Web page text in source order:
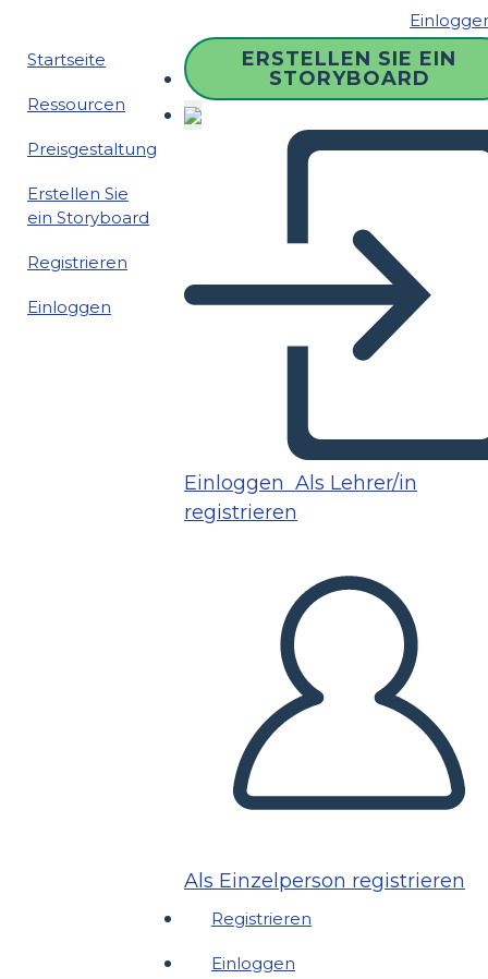
Startseite
Ressourcen
Preisgestaltung
Erstellen Sie
ein Storyboard
Registrieren
Einloggen
ERSTELLEN SIE EIN
STORYBOARD
Einloggen Als Lehrer/in
registrieren
Als Einzelperson registrieren
Registrieren
Einloggen